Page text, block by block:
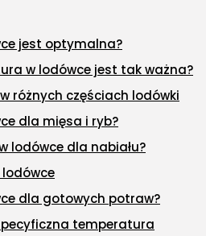
jest optymalna?
w lodówce jest tak ważna?
różnych częściach lodówki
dla mięsa i ryb?
lodówce dla nabiału?
lodówce
dla gotowych potraw?
temperatura